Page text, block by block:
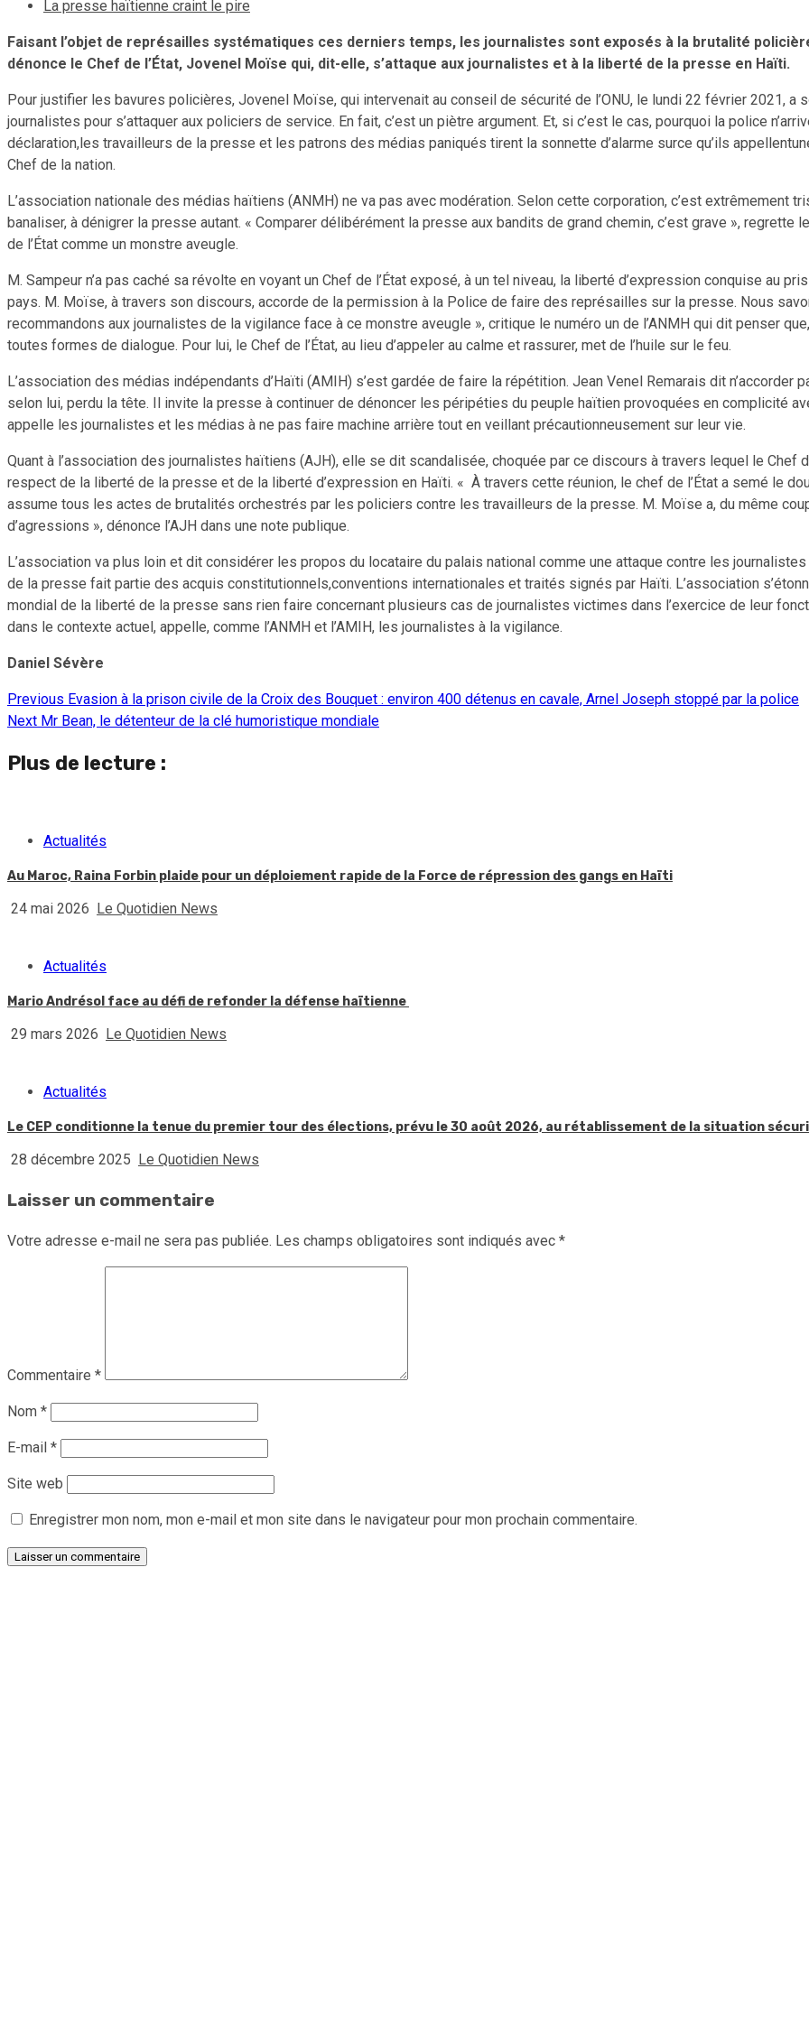
La presse haïtienne craint le pire
Faisant l’objet de représailles systématiques ces derniers temps, les journalistes sont exposés à la brutalité
dénonce le Chef de l’État, Jovenel Moïse qui, dit-elle, s’attaque aux journalistes et à la liberté de la presse en Haïti.
Pour justifier les bavures policières, Jovenel Moïse, qui intervenait au conseil de sécurité de l’ONU, le lundi 22 février 2021,
journalistes pour s’attaquer aux policiers de service. En fait, c’est un piètre argument. Et, si c’est le cas, pourquoi la police
déclaration,les travailleurs de la presse et les patrons des médias paniqués tirent la sonnette d’alarme surce qu’ils
Chef de la nation.
L’association nationale des médias haïtiens (ANMH) ne va pas avec modération. Selon cette corporation, c’est extrêmement
banaliser, à dénigrer la presse autant. « Comparer délibérément la presse aux bandits de grand chemin, c’est grave », regrette
de l’État comme un monstre aveugle.
M. Sampeur n’a pas caché sa révolte en voyant un Chef de l’État exposé, à un tel niveau, la liberté d’expression conquise au
pays. M. Moïse, à travers son discours, accorde de la permission à la Police de faire des représailles sur la presse. Nous
recommandons aux journalistes de la vigilance face à ce monstre aveugle », critique le numéro un de l’ANMH qui dit penser
toutes formes de dialogue. Pour lui, le Chef de l’État, au lieu d’appeler au calme et rassurer, met de l’huile sur le feu.
L’association des médias indépendants d’Haïti (AMIH) s’est gardée de faire la répétition. Jean Venel Remarais dit n’accorder
selon lui, perdu la tête. Il invite la presse à continuer de dénoncer les péripéties du peuple haïtien provoquées en complicité
appelle les journalistes et les médias à ne pas faire machine arrière tout en veillant précautionneusement sur leur vie.
Quant à l’association des journalistes haïtiens (AJH), elle se dit scandalisée, choquée par ce discours à travers lequel le Chef
respect de la liberté de la presse et de la liberté d’expression en Haïti. « À travers cette réunion, le chef de l’État a semé le
assume tous les actes de brutalités orchestrés par les policiers contre les travailleurs de la presse. M. Moïse a, du même
d’agressions », dénonce l’AJH dans une note publique.
L’association va plus loin et dit considérer les propos du locataire du palais national comme une attaque contre les
de la presse fait partie des acquis constitutionnels,conventions internationales et traités signés par Haïti. L’association
mondial de la liberté de la presse sans rien faire concernant plusieurs cas de journalistes victimes dans l’exercice de leur
dans le contexte actuel, appelle, comme l’ANMH et l’AMIH, les journalistes à la vigilance.
Daniel Sévère
Continue
Previous Evasion à la prison civile de la Croix des Bouquet : environ 400 détenus en cavale, Arnel Joseph stoppé par la police
Next Mr Bean, le détenteur de la clé humoristique mondiale
Plus de lecture :
Actualités
Au Maroc, Raina Forbin plaide pour un déploiement rapide de la Force de répression des gangs en Haïti
24 mai 2026 Le Quotidien News
Actualités
Mario Andrésol face au défi de refonder la défense haïtienne
29 mars 2026 Le Quotidien News
Actualités
Le CEP conditionne la tenue du premier tour des élections, prévu le 30 août 2026, au rétablissement de la situation
28 décembre 2025 Le Quotidien News
Laisser un commentaire
Votre adresse e-mail ne sera pas publiée. Les champs obligatoires sont indiqués avec *
Commentaire *
Nom *
E-mail *
Site web
Enregistrer mon nom, mon e-mail et mon site dans le navigateur pour mon prochain commentaire.